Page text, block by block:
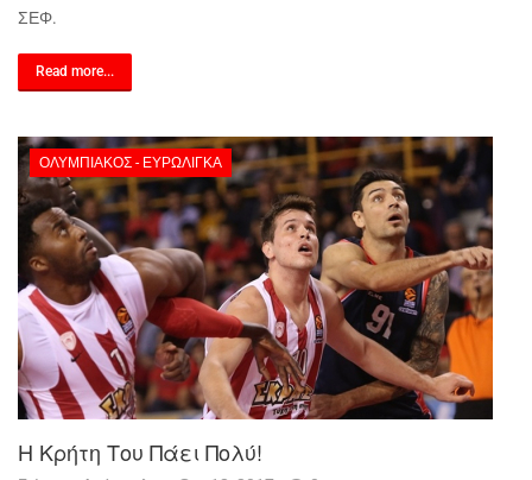
ΣΕΦ.
Read more...
ΟΛΥΜΠΙΑΚΌΣ - ΕΥΡΩΛΊΓΚΑ
Η Κρήτη Του Πάει Πολύ!